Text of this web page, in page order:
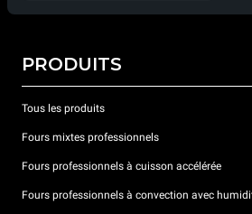
PRODUITS
Tous les produits
Fours mixtes professionnels
Fours professionnels à cuisson accélérée
Fours professionnels à convection avec